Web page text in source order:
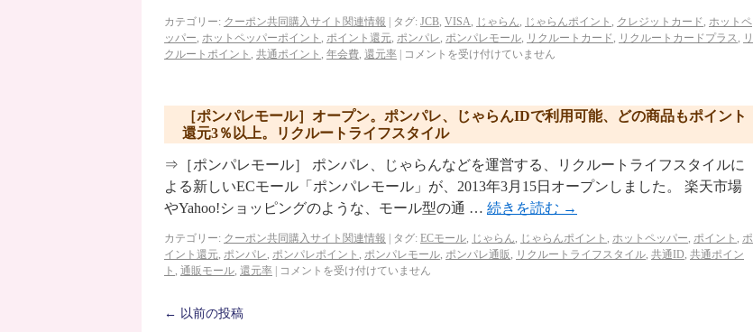
カテゴリー: クーポン共同購入サイト関連情報 タグ: JCB, VISA, じゃらん, じゃらんポイント , クレジットカード, ホットペ
ッパー, ホットペッパーポイント , ポイント還元, ポンパレ, ポンパレモール, リクルートカード, リクルートカードプラス, リ
クルートポイント , 共通ポイント , 年会費, 還元率 コメントを受け付けていません
［ポンパレモール］オープン。ポンパレ、じゃらんIDで利用可能、どの商品もポイント
還元3％以上。リクルートライフスタイル
⇒［ポンパレモール］ ポンパレ、じゃらんなどを運営する、リクルートライフスタイルに
よる新しいECモール「ポンパレモール」が、2013年3月15日オープンしました。 楽天市場
やYahoo!ショッピングのような、モール型の通 … 続きを読む →
カテゴリー: クーポン共同購入サイト関連情報 タグ: ECモール, じゃらん, じゃらんポイント , ホットペッパー, ポイント , ポ
イント還元, ポンパレ, ポンパレポイント , ポンパレモール, ポンパレ通販 , リクルートライフスタイル, 共通ID, 共通ポイン
ト , 通販モール, 還元率 コメントを受け付けていません
← 以前の投稿